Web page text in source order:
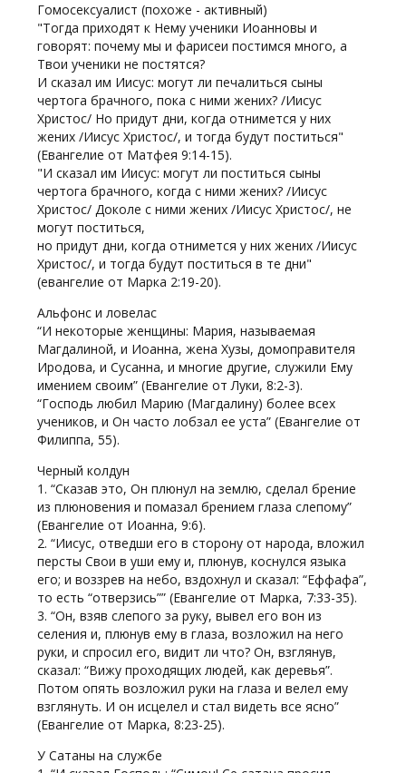
Гомосексуалист (похоже - активный)
"Тогда приходят к Нему ученики Иоанновы и
говорят: почему мы и фарисеи постимся много, а
Твои ученики не постятся?
И сказал им Иисус: могут ли печалиться сыны
чертога брачного, пока с ними жених? /Иисус
Христос/ Но придут дни, когда отнимется у них
жених /Иисус Христос/, и тогда будут поститься"
(Евангелие от Матфея 9:14-15).
"И сказал им Иисус: могут ли поститься сыны
чертога брачного, когда с ними жених? /Иисус
Христос/ Доколе с ними жених /Иисус Христос/, не
могут поститься,
но придут дни, когда отнимется у них жених /Иисус
Христос/, и тогда будут поститься в те дни"
(евангелие от Марка 2:19-20).
Альфонс и ловелас
“И некоторые женщины: Мария, называемая
Магдалиной, и Иоанна, жена Хузы, домоправителя
Иродова, и Сусанна, и многие другие, служили Ему
имением своим” (Евангелие от Луки, 8:2-3).
“Господь любил Марию (Магдалину) более всех
учеников, и Он часто лобзал ее уста” (Евангелие от
Филиппа, 55).
Черный колдун
1. “Сказав это, Он плюнул на землю, сделал брение
из плюновения и помазал брением глаза слепому”
(Евангелие от Иоанна, 9:6).
2. “Иисус, отведши его в сторону от народа, вложил
персты Свои в уши ему и, плюнув, коснулся языка
его; и воззрев на небо, вздохнул и сказал: “Еффафа”,
то есть “отверзись”” (Евангелие от Марка, 7:33-35).
3. “Он, взяв слепого за руку, вывел его вон из
селения и, плюнув ему в глаза, возложил на него
руки, и спросил его, видит ли что? Он, взглянув,
сказал: “Вижу проходящих людей, как деревья”.
Потом опять возложил руки на глаза и велел ему
взглянуть. И он исцелел и стал видеть все ясно”
(Евангелие от Марка, 8:23-25).
У Сатаны на службе